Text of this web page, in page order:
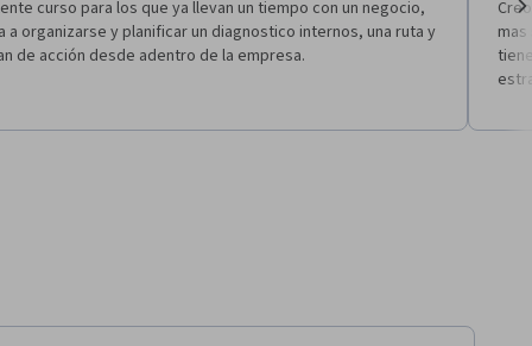
curso para los que ya llevan un tiempo con un negocio,
a organizarse y planificar un diagnostico internos, una ruta y
de acción desde adentro de la empresa.